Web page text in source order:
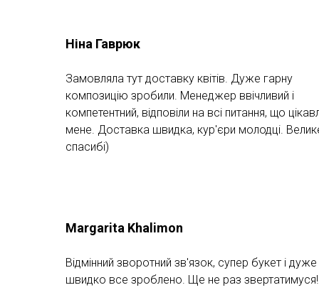
Ніна Гаврюк
Замовляла тут доставку квітів. Дуже гарну
композицію зробили. Менеджер ввічливий і
компетентний, відповіли на всі питання, що
мене. Доставка швидка, кур'єри молодці.
спасибі)
Margarita Khalimon
Відмінний зворотний зв'язок, супер букет і дуже
швидко все зроблено. Ще не раз